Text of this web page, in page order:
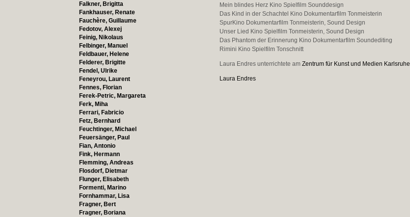
Falkner, Brigitta
Fankhauser, Renate
Fauchère, Guillaume
Fedotov, Alexej
Feinig, Nikolaus
Felbinger, Manuel
Feldbauer, Helene
Felderer, Brigitte
Fendel, Ulrike
Feneyrou, Laurent
Fennes, Florian
Ferek-Petric, Margareta
Ferk, Miha
Ferrari, Fabricio
Fetz, Bernhard
Feuchtinger, Michael
Feuersänger, Paul
Fian, Antonio
Fink, Hermann
Flemming, Andreas
Flosdorf, Dietmar
Flunger, Elisabeth
Formenti, Marino
Fornhammar, Lisa
Fragner, Bert
Fragner, Boriana
Mein blindes Herz Kino Spielfilm Sounddesign
Das Kind in der Schachtel Kino Dokumentarfilm Tonmeisterin
SpurKino Dokumentarfilm Tonmeisterin, Sound Design
Unser Lied Kino Spielfilm Tonmeisterin, Sound Design
Das Phantom der Erinnerung Kino Dokumentarfilm Soundediting
Rimini Kino Spielfilm Tonschnitt
Laura Endres unterrichtete am Zentrum für Kunst und Medien Karlsruhe
Laura Endres